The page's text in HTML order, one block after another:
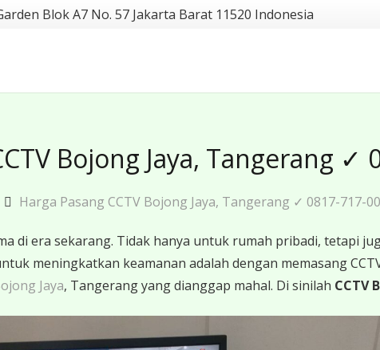
Blok A7 No. 57 Jakarta Barat 11520 Indonesia
Bojong Jaya, Tangerang ✓
Harga Pasang CCTV Bojong Jaya, Tangerang ✓ 0817-717-
di era sekarang. Tidak hanya untuk rumah pribadi, tetapi
meningkatkan keamanan adalah dengan memasang
Jaya, Tangerang yang dianggap mahal. Di sinilah CCTV